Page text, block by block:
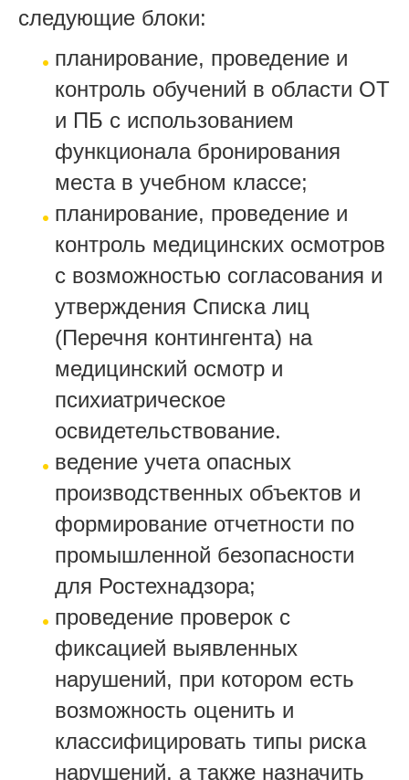
следующие блоки:
планирование, проведение и
контроль обучений в области ОТ
и ПБ с использованием
функционала бронирования
места в учебном классе;
планирование, проведение и
контроль медицинских осмотров
с возможностью согласования и
утверждения Списка лиц
(Перечня контингента) на
медицинский осмотр и
психиатрическое
освидетельствование.
ведение учета опасных
производственных объектов и
формирование отчетности по
промышленной безопасности
для Ростехнадзора;
проведение проверок с
фиксацией выявленных
нарушений, при котором есть
возможность оценить и
классифицировать типы риска
нарушений, а также назначить